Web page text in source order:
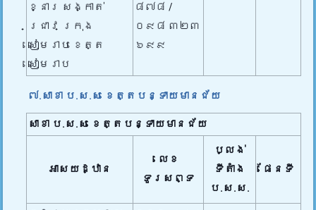
ខ្នារ សង្កាត់
ជ្រាវ ក្រុង
សៀមរាប ខេត្ត
សៀមរាប
៨៧៨ /
០៩៨ ៣២៣
៦៩៩
៧.សាខា ប.ស.ស ខេត្តបន្ទាយមានជ័យ
សាខា ប.ស.ស ខេត្តបន្ទាយមានជ័យ
អាសយដ្ឋាន
លេខ
ទូរសព្ទ
ប្លង់
ទីតាំង
ប.ស.ស.
ផែនទី